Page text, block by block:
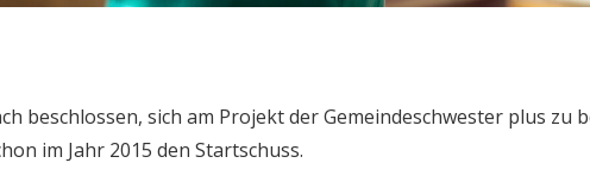
beschlossen, sich am Projekt der Gemeindeschwester plus zu
im Jahr 2015 den Startschuss.